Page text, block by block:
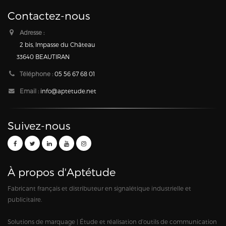
Contactez-nous
Adresse :
2 bis, Impasse du Château
33640 BEAUTIRAN
Téléphone : 05 56 67 68 01
Email : info@aptetude.net
Suivez-nous
À propos d'Aptétude
Fabricant français et distributeur en signalétique industrielle et
publicitaire.
Solutions de marquage | Étude et réalisation d'outils de communication